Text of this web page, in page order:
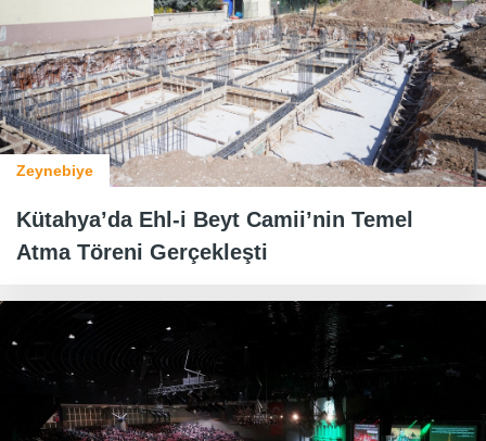
Zeynebiye
Kütahya’da Ehl-i Beyt Camii’nin Temel
Atma Töreni Gerçekleşti